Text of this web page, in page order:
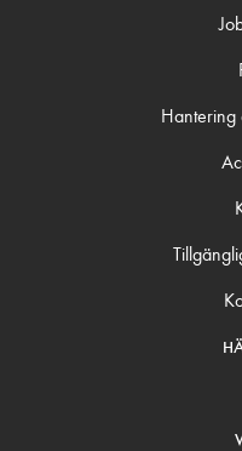
Hantering